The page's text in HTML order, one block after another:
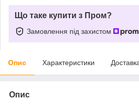
Що таке купити з Пром?
Замовлення під захистом
Опис Характеристики
Опис